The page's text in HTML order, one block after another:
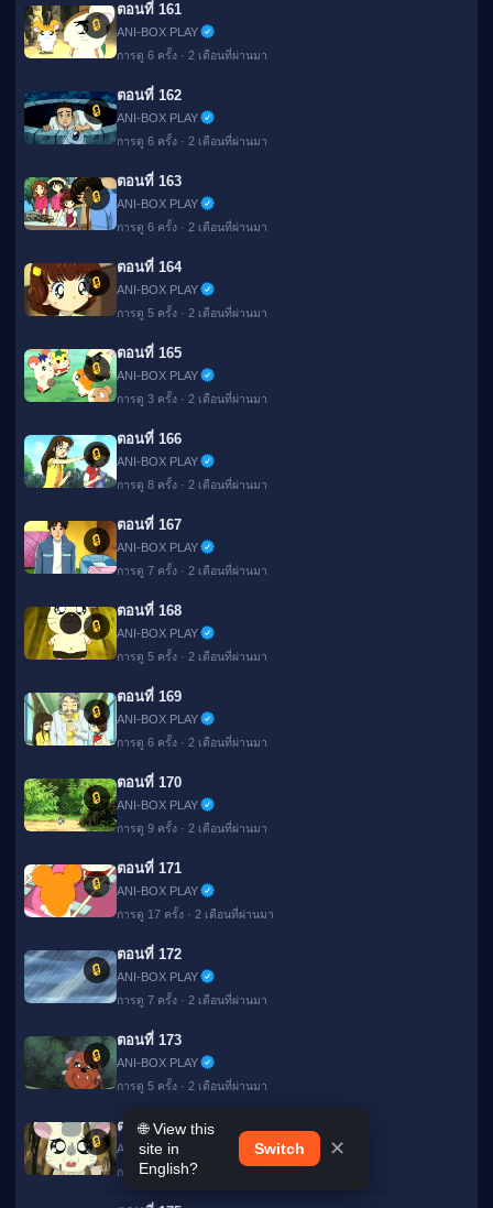
🔒
ตอนที่ 161
ANI-BOX PLAY
การดู 6 ครั้ง · 2 เดือนที่ผ่านมา
🔒
ตอนที่ 162
ANI-BOX PLAY
การดู 6 ครั้ง · 2 เดือนที่ผ่านมา
🔒
ตอนที่ 163
ANI-BOX PLAY
การดู 6 ครั้ง · 2 เดือนที่ผ่านมา
🔒
ตอนที่ 164
ANI-BOX PLAY
การดู 5 ครั้ง · 2 เดือนที่ผ่านมา
🔒
ตอนที่ 165
ANI-BOX PLAY
การดู 3 ครั้ง · 2 เดือนที่ผ่านมา
🔒
ตอนที่ 166
ANI-BOX PLAY
การดู 8 ครั้ง · 2 เดือนที่ผ่านมา
🔒
ตอนที่ 167
ANI-BOX PLAY
การดู 7 ครั้ง · 2 เดือนที่ผ่านมา
🔒
ตอนที่ 168
ANI-BOX PLAY
การดู 5 ครั้ง · 2 เดือนที่ผ่านมา
🔒
ตอนที่ 169
ANI-BOX PLAY
การดู 6 ครั้ง · 2 เดือนที่ผ่านมา
🔒
ตอนที่ 170
ANI-BOX PLAY
การดู 9 ครั้ง · 2 เดือนที่ผ่านมา
🔒
ตอนที่ 171
ANI-BOX PLAY
การดู 17 ครั้ง · 2 เดือนที่ผ่านมา
🔒
ตอนที่ 172
ANI-BOX PLAY
การดู 7 ครั้ง · 2 เดือนที่ผ่านมา
🔒
ตอนที่ 173
ANI-BOX PLAY
การดู 5 ครั้ง · 2 เดือนที่ผ่านมา
🔒
ตอนที่ 174
ANI-BOX PLAY
การดู 6 ครั้ง · 2 เดือนที่ผ่านมา
🌐 View this
site in
English?
Switch ✕